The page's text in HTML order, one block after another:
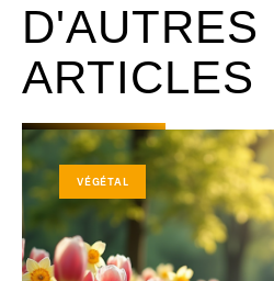
D'AUTRES
ARTICLES
VÉGÉTAL